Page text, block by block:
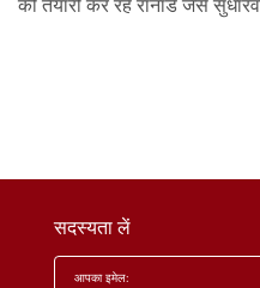
सदस्यता लें